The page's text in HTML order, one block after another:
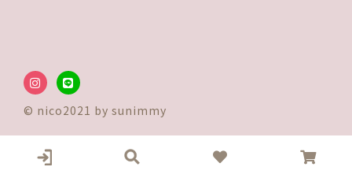
© nico2021 by sunimmy